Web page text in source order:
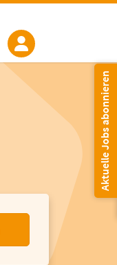
Aktuelle Jobs abonnieren